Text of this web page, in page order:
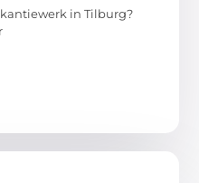
in Tilburg?